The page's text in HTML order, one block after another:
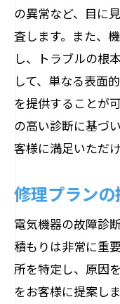
の異常など、目に
査します。また、
し、トラブルの根
して、単なる表面
を提供することが
の高い診断に基づ
客様に満足いただ
修理プラン
電気機器の故障診
積もりは非常に重
所を特定し、原因
をお客様に提案し